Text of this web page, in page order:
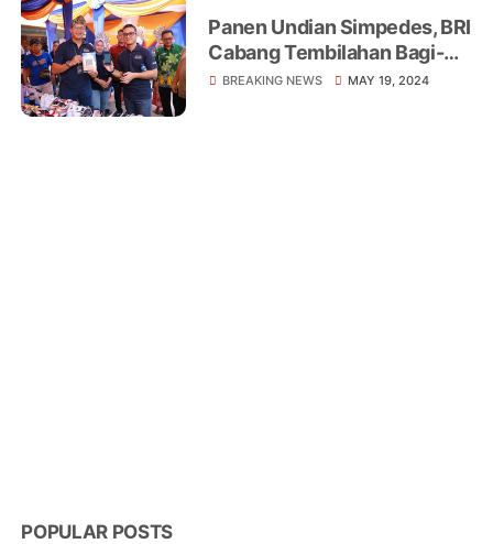
Panen Undian Simpedes, BRI
Cabang Tembilahan Bagi-
bagi Hadiah Senilai Ratusan
BREAKING NEWS MAY 19, 2024
POPULAR POSTS